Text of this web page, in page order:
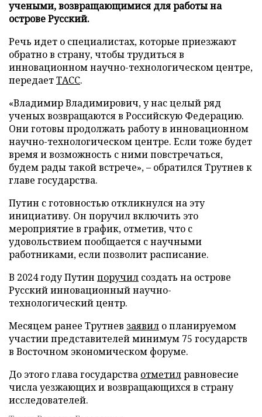
учеными, возвращающимися для работы на
острове Русский.
Речь идет о специалистах, которые приезжают
обратно в страну, чтобы трудиться в
инновационном научно-технологическом центре,
передаетТАСС.
«Владимир Владимирович, у нас целый ряд
ученых возвращаются в Российскую Федерацию.
Они готовы продолжать работу в инновационном
научно-технологическом центре. Если тоже будет
время и возможность с ними повстречаться,
будем рады такой встрече», – обратился Трутнев к
главе государства.
Путин с готовностью откликнулся на эту
инициативу. Он поручил включить это
мероприятие в график, отметив, что с
удовольствием пообщается с научными
работниками, если позволит расписание.
В 2024 году Путин поручил создать на острове
Русский инновационный научно-
технологический центр.
Месяцем ранее Трутнев заявил о планируемом
участии представителей минимум 75 государств
в Восточном экономическом форуме.
До этого глава государства отметилравновесие
числа уезжающих и возвращающихся в страну
исследователей.